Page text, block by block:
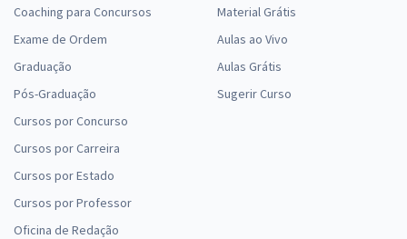
Coaching para Concursos
Exame de Ordem
Graduação
Pós-Graduação
Cursos por Concurso
Cursos por Carreira
Cursos por Estado
Cursos por Professor
Oficina de Redação
Material Grátis
Aulas ao Vivo
Aulas Grátis
Sugerir Curso